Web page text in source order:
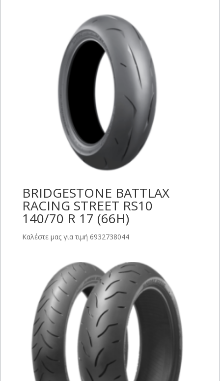
BRIDGESTONE BATTLAX
RACING STREET RS10
140/70 R 17 (66H)
Καλέστε μας για τιμή 6932738044